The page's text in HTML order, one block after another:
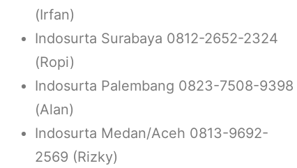
(Irfan)
Indosurta Surabaya 0812-2652-2324
(Ropi)
Indosurta Palembang 0823-7508-9398
(Alan)
Indosurta Medan/Aceh 0813-9692-
2569 (Rizky)